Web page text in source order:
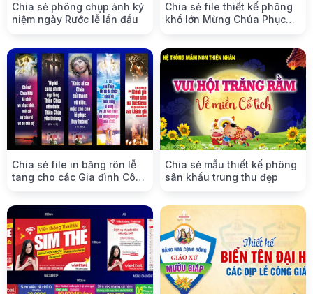
Chia sẻ phông chụp ảnh kỷ
niệm ngày Rước lễ lần đầu
Chia sẻ file thiết kế phông
khổ lớn Mừng Chúa Phục
Chia sẻ file in băng rôn lễ
tang cho các Gia đình Công
Chia sẻ mẫu thiết kế phông
sân khấu trung thu đẹp